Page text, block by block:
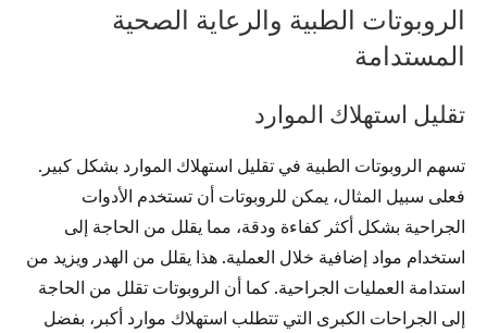
الروبوتات الطبية والرعاية الصحية
المستدامة
تقليل استهلاك الموارد
تسهم الروبوتات الطبية في تقليل استهلاك الموارد بشكل كبير.
فعلى سبيل المثال، يمكن للروبوتات أن تستخدم الأدوات
الجراحية بشكل أكثر كفاءة ودقة، مما يقلل من الحاجة إلى
استخدام مواد إضافية خلال العملية. هذا يقلل من الهدر ويزيد من
استدامة العمليات الجراحية. كما أن الروبوتات تقلل من الحاجة
إلى الجراحات الكبرى التي تتطلب استهلاك موارد أكبر، بفضل